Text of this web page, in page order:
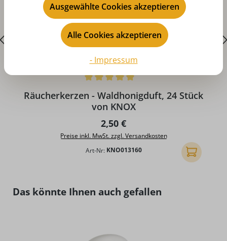
Räucherkerzen - Waldhonigduft, 24 Stück
von KNOX
Regulärer Preis:
2,50 €
Preise inkl. MwSt. zzgl. Versandkosten
Art-Nr: KNO013160 In den
Produktgalerie überspringen
Das könnte Ihnen auch gefallen
Ausgewählte Cookies akzeptieren
Alle Cookies akzeptieren
- Impressum